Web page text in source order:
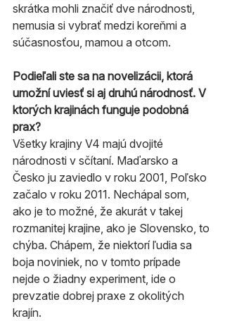
skrátka mohli značiť dve národnosti,
nemusia si vybrať medzi koreňmi a
súčasnosťou, mamou a otcom.
Podieľali ste sa na novelizácii, ktorá
umožní uviesť si aj druhú národnosť. V
ktorých krajinách funguje podobná
prax?
Všetky krajiny V4 majú dvojité
národnosti v sčítaní. Maďarsko a
Česko ju zaviedlo v roku 2001, Poľsko
začalo v roku 2011. Nechápal som,
ako je to možné, že akurát v takej
rozmanitej krajine, ako je Slovensko, to
chýba. Chápem, že niektorí ľudia sa
boja noviniek, no v tomto prípade
nejde o žiadny experiment, ide o
prevzatie dobrej praxe z okolitých
krajín.